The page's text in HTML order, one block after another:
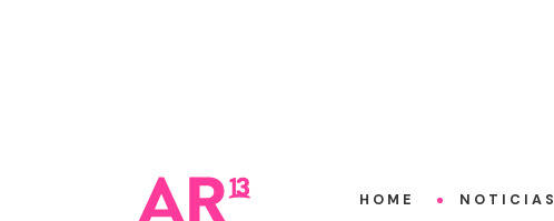
HOME NOTICIAS